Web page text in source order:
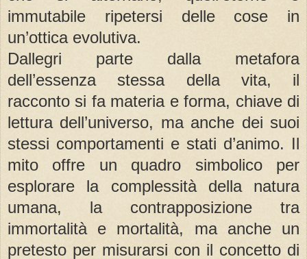
immutabile ripetersi delle cose in
un’ottica evolutiva.
Dallegri parte dalla metafora
dell’essenza stessa della vita, il
racconto si fa materia e forma, chiave di
lettura dell’universo, ma anche dei suoi
stessi comportamenti e stati d’animo. Il
mito offre un quadro simbolico per
esplorare la complessità della natura
umana, la contrapposizione tra
immortalità e mortalità, ma anche un
pretesto per misurarsi con il concetto di